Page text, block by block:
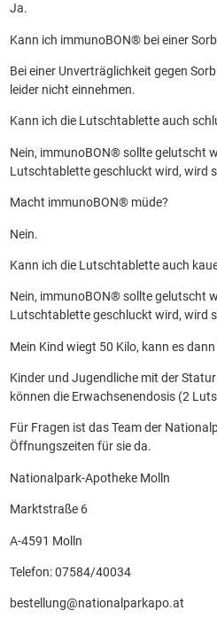
Ja.
Kann ich immunoBON® bei einer
Bei einer Unverträglichkeit gegen
leider nicht einnehmen.
Kann ich die Lutschtablette auch
Nein, immunoBON® sollte gelutscht
Lutschtablette geschluckt wird, wird
Macht immunoBON® müde?
Nein.
Kann ich die Lutschtablette auch
Nein, immunoBON® sollte gelutscht
Lutschtablette geschluckt wird, wird
Mein Kind wiegt 50 Kilo, kann es
Kinder und Jugendliche mit der
können die Erwachsenendosis (2
Für Fragen ist das Team der
Öffnungszeiten für sie da.
Nationalpark-Apotheke Molln
Marktstraße 6
A-4591 Molln
Telefon: 07584/40034
bestellung@nationalparkapo.at